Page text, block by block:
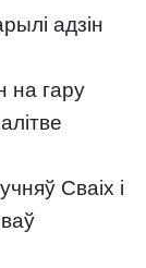
адзін
на гару
Сваіх і